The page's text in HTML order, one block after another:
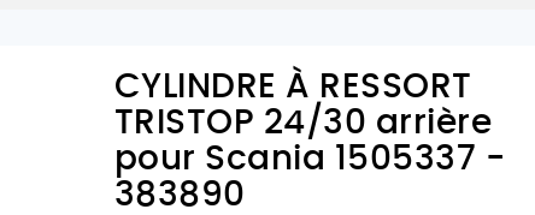
CYLINDRE À RESSORT
TRISTOP 24/30 arrière
pour Scania 1505337 -
383890